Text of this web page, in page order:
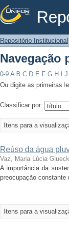
Navegação
Repositório Institucional
Navegação
0-9 A B C D E F G H J
Ou digite as primeiras
Classificar por:
Itens para a
Reúso da água
Vaz, Maria Lúcia Glueck
A importância da
preocupação
Itens para a